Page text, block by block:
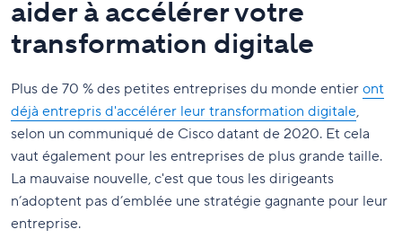
aider à accélérer votre
transformation digitale
Plus de 70 % des petites entreprises du monde entier ont
déjà entrepris d'accélérer leur transformation digitale,
selon un communiqué de Cisco datant de 2020. Et cela
vaut également pour les entreprises de plus grande taille.
La mauvaise nouvelle, c'est que tous les dirigeants
n’adoptent pas d’emblée une stratégie gagnante pour leur
entreprise.